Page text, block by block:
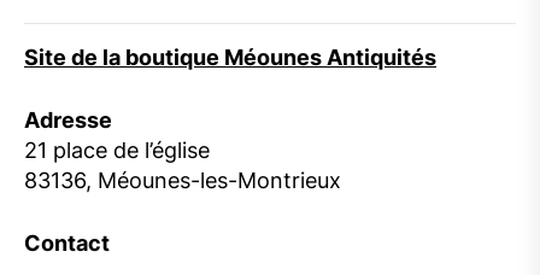
Site de la boutique Méounes Antiquités
Adresse
21 place de l’église
83136, Méounes-les-Montrieux
Contact